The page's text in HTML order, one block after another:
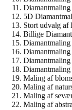
5D
Stort udvalg af
Billige
Maling af
Maling af
Maling af
Maling af